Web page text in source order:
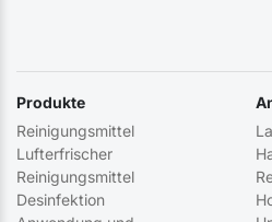
Produkte
Reinigungsmittel
Lufterfrischer
Reinigungsmittel
Desinfektion